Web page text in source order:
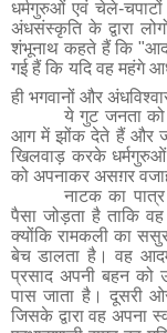
धर्मगुरुओं एवं चेले-
अंधसंस्कृति के द्वारा
शंभूनाथ कहते हैं कि "
गई हैं कि यदि वह महंगे
ही भगवानों और
ये गुट जनता
आग में झोंक देते हैं और
खिलवाड़ करके
को अपनाकर असग़र
नाटक का
पैसा जोड़ता है ताकि
क्योंकि रामकली का
बेच डालता है। वह
प्रसाद अपनी बहन को
पास जाता है। दूसरी
जिसके द्वारा वह अपना